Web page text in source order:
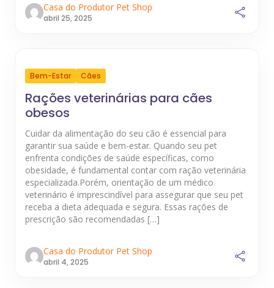
Casa do Produtor Pet Shop
abril 25, 2025
Bem-Estar Cães
Rações veterinárias para cães
obesos
Cuidar da alimentação do seu cão é essencial para
garantir sua saúde e bem-estar. Quando seu pet
enfrenta condições de saúde específicas, como
obesidade, é fundamental contar com ração veterinária
especializada.Porém, orientação de um médico
veterinário é imprescindível para assegurar que seu pet
receba a dieta adequada e segura. Essas rações de
prescrição são recomendadas […]
Casa do Produtor Pet Shop
abril 4, 2025